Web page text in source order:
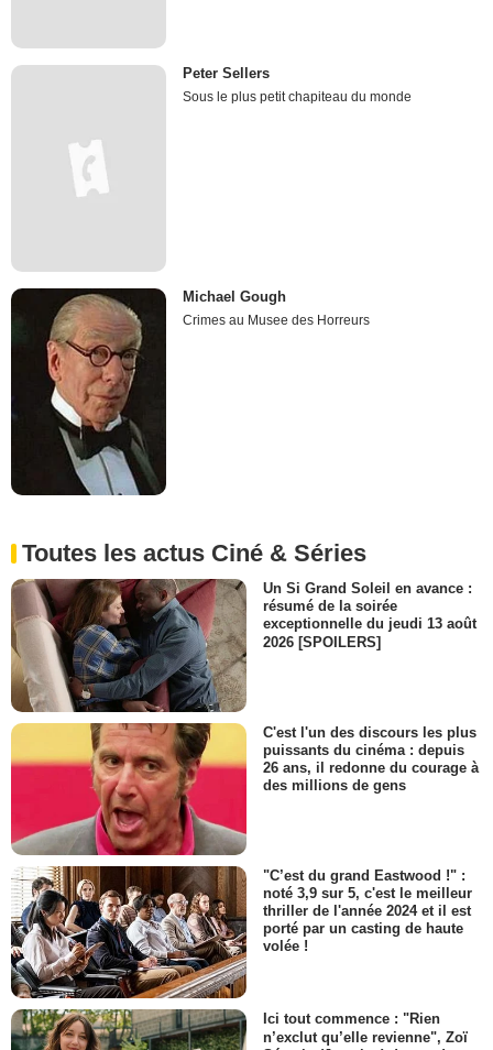
Peter Sellers
Sous le plus petit chapiteau du monde
Michael Gough
Crimes au Musee des Horreurs
Toutes les actus Ciné & Séries
Un Si Grand Soleil en avance :
résumé de la soirée
exceptionnelle du jeudi 13 août
2026 [SPOILERS]
C'est l'un des discours les plus
puissants du cinéma : depuis
26 ans, il redonne du courage à
des millions de gens
"C’est du grand Eastwood !" :
noté 3,9 sur 5, c'est le meilleur
thriller de l'année 2024 et il est
porté par un casting de haute
volée !
Ici tout commence : "Rien
n’exclut qu’elle revienne", Zoï